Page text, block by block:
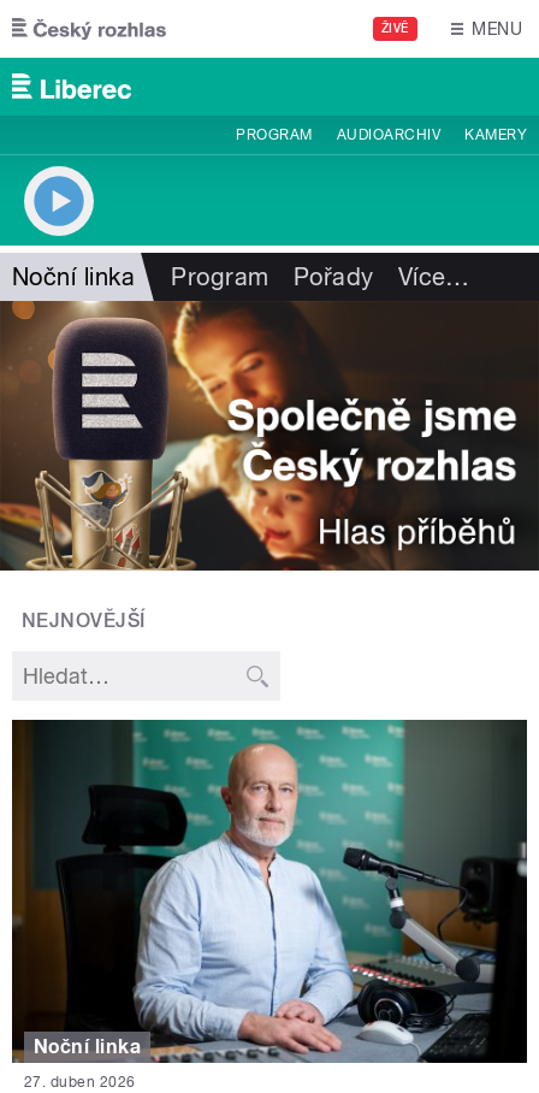
Přejít k hlavnímu obsahu
ŽIVĚ MENU
PROGRAM AUDIOARCHIV KAMERY
Noční linka Program Pořady Více…
NEJNOVĚJŠÍ
Noční linka
27. duben 2026